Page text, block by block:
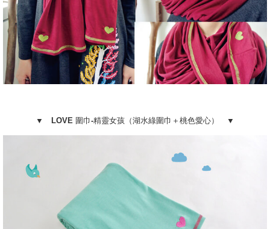
▼ LOVE 圍巾-精靈女孩（湖水綠圍巾＋桃色愛心） ▼